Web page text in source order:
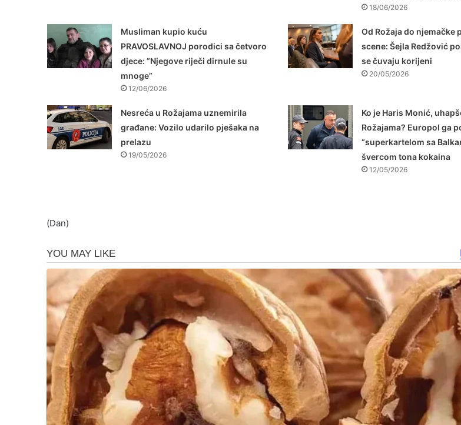
18/06/2026
Musliman kupio kuću
PRAVOSLAVNOJ porodici sa četvoro
djece: ”Njegove riječi dirnule su
mnoge”
12/06/2026
Od Rožaja do njemačke
scene: Šejla Redžović
se čuvaju korijeni
20/05/2026
Nesreća u Rožajama uznemirila
građane: Vozilo udarilo pješaka na
prelazu
19/05/2026
Ko je Haris Monić,
Rožajama? Europol ga
“superkartelom sa
švercom tona kokaina
12/05/2026
(Dan)